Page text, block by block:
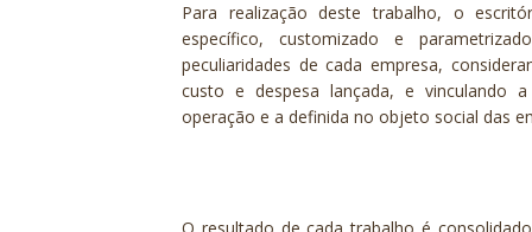
Para realização deste trabalho, o
específico, customizado e
peculiaridades de cada empresa,
custo e despesa lançada, e vinculando
operação e a definida no objeto social das